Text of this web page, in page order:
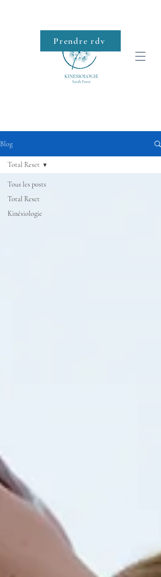
Roll-on
Prendre rdv
Blog
Tous les posts
Total Reset
Kinésiologie
Total Reset